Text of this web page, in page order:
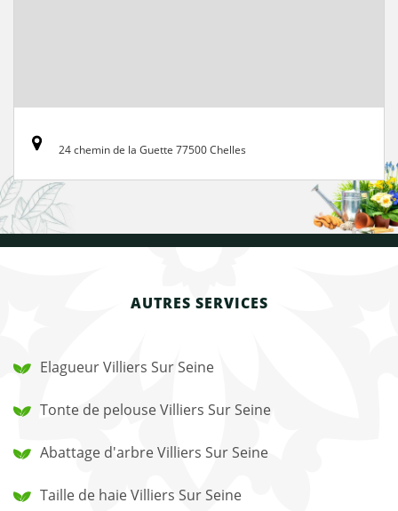
24 chemin de la Guette 77500 Chelles
AUTRES SERVICES
Elagueur Villiers Sur Seine
Tonte de pelouse Villiers Sur Seine
Abattage d'arbre Villiers Sur Seine
Taille de haie Villiers Sur Seine